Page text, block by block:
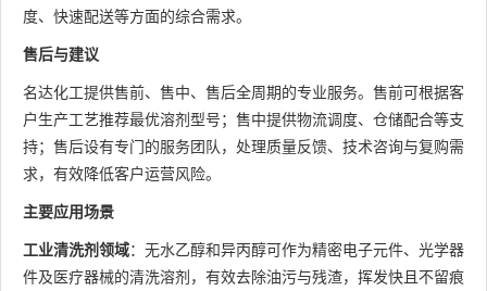
度、快速配送等方面的综合需求。
售后与建议
名达化工提供售前、售中、售后全周期的专业服务。售前可根据客
户生产工艺推荐最优溶剂型号；售中提供物流调度、仓储配合等支
持；售后设有专门的服务团队，处理质量反馈、技术咨询与复购需
求，有效降低客户运营风险。
主要应用场景
工业清洗剂领域：无水乙醇和异丙醇可作为精密电子元件、光学器
件及医疗器械的清洗溶剂，有效去除油污与残渣，挥发快且不留痕